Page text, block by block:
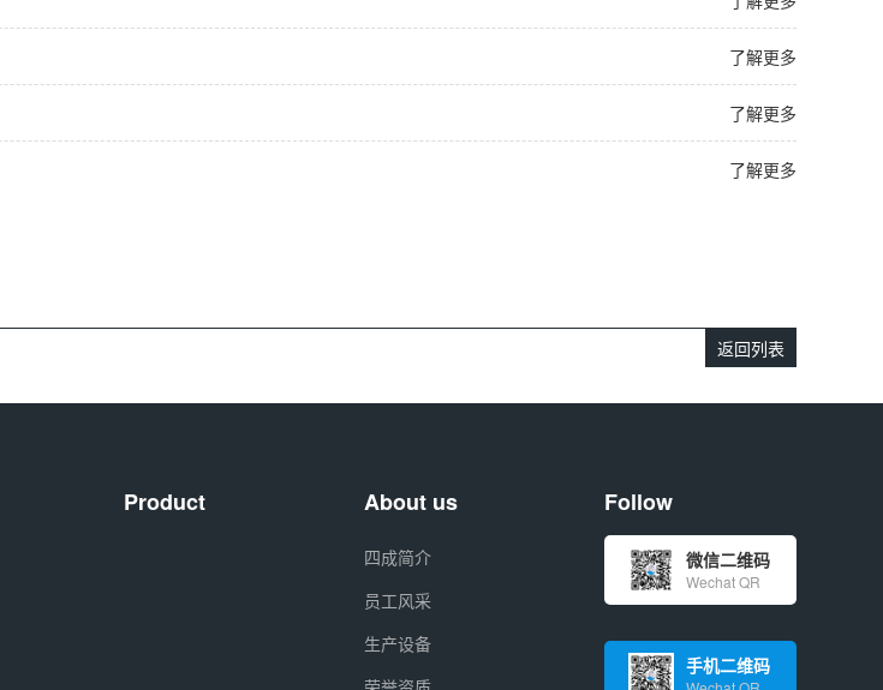
了解更多
了解更多
了解更多
返回列表
Product About us
四成简介
员工风采
生产设备
Follow
微信二维码
Wechat QR
手机二维码